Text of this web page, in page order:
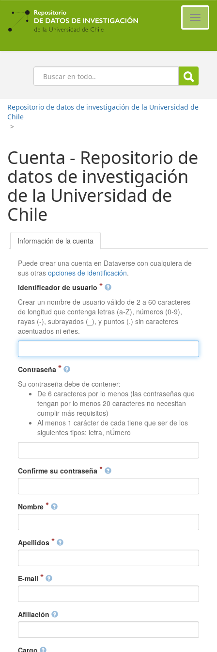
Ir
contenido
principal
Buscar
Repositorio de datos de investigación de la Universidad de
Chile
>
Cuenta - Repositorio de
datos de investigación
de la Universidad de
Chile
Información de la cuenta
Puede crear una cuenta en Dataverse con cualquiera de
sus otrasopciones de identificación.
Identificador de usuario
Crear un nombre de usuario válido de 2 a 60 caracteres
de longitud que contenga letras (a-Z), números (0-9),
rayas (-), subrayados (_), y puntos (.) sin caracteres
acentuados ni eñes.
Contraseña
Su contraseña debe de contener:
De 6 caracteres por lo menos (las contraseñas que
tengan por lo menos 20 caracteres no necesitan
cumplir más requisitos)
Al menos 1 carácter de cada tiene que ser de los
siguientes tipos: letra, nÚmero
Confirme su contraseña
Nombre
Apellidos
E-mail
Afiliación
Cargo